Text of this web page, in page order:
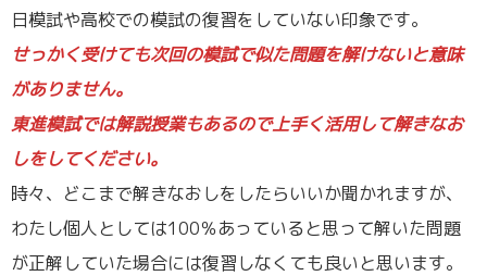
日模試や高校での模試の復習をしていない印象です。
せっかく受けても次回の模試で似た問題を解けないと意味
がありません。
東進模試では解説授業もあるので上手く活用して解きなお
しをしてください。
時々、どこまで解きなおしをしたらいいか聞かれますが、
わたし個人としては100％あっていると思って解いた問題
が正解していた場合には復習しなくても良いと思います。